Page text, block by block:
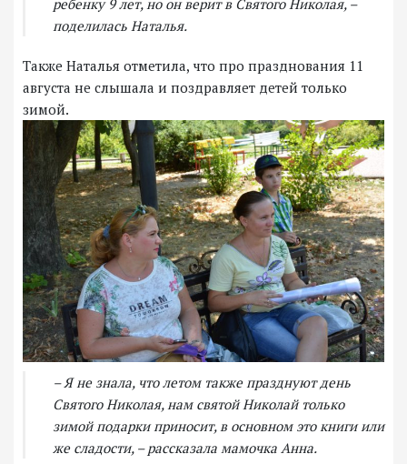
ребенку 9 лет, но он верит в Святого Николая, –
поделилась Наталья.
Также Наталья отметила, что про празднования 11
августа не слышала и поздравляет детей только
зимой.
– Я не знала, что летом также празднуют день
Святого Николая, нам святой Николай только
зимой подарки приносит, в основном это книги или
же сладости, – рассказала мамочка Анна.